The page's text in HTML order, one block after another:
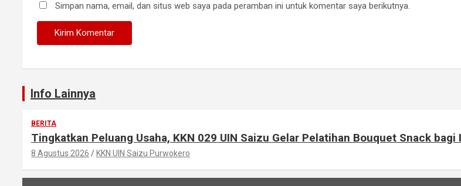
Simpan nama, email, dan situs web saya pada peramban ini untuk komentar saya berikutnya.
Info Lainnya
BERITA
Tingkatkan Peluang Usaha, KKN 029 UIN Saizu Gelar Pelatihan Bouquet Snack bagi
8 Agustus 2026 KKN UIN Saizu Purwokero